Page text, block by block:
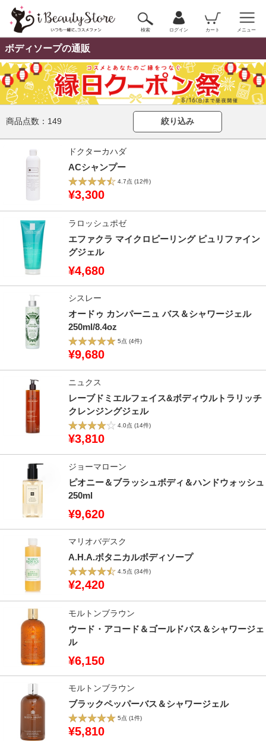
検索 ログイン カート メニュー
ボディソープの通販
商品点数： 149 絞り込み
ドクターカハダ
ACシャンプー
4.7点 (12件)
¥3,300
ラロッシュポゼ
エファクラ マイクロピーリング ピュリファイン
グジェル
¥4,680
シスレー
オードゥ カンパーニュ バス＆シャワージェル
250ml/8.4oz
5点 (4件)
¥9,680
ニュクス
レーブドミエルフェイス&ボディウルトラリッチ
クレンジングジェル
4.0点 (14件)
¥3,810
ジョーマローン
ピオニー＆ブラッシュボディ＆ハンドウォッシュ
250ml
¥9,620
マリオバデスク
A.H.A.ボタニカルボディソープ
4.5点 (34件)
¥2,420
モルトンブラウン
ウード・アコード＆ゴールドバス＆シャワージェ
ル
¥6,150
モルトンブラウン
ブラックペッパーバス＆シャワージェル
5点 (1件)
¥5,810